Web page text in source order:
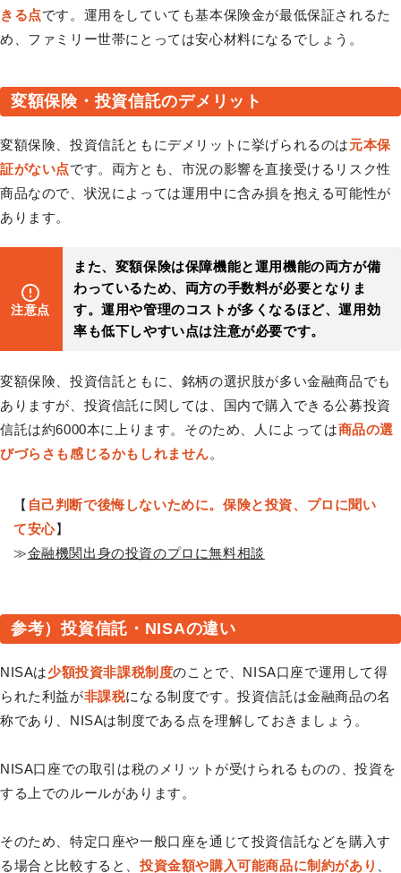
きる点です。運用をしていても基本保険金が最低保証されるた
め、ファミリー世帯にとっては安心材料になるでしょう。
変額保険・投資信託のデメリット
変額保険、投資信託ともにデメリットに挙げられるのは元本保
証がない点です。両方とも、市況の影響を直接受けるリスク性
商品なので、状況によっては運用中に含み損を抱える可能性が
あります。
注意点
また、変額保険は保障機能と運用機能の両方が備
わっているため、両方の手数料が必要となりま
す。運用や管理のコストが多くなるほど、運用効
率も低下しやすい点は注意が必要です。
変額保険、投資信託ともに、銘柄の選択肢が多い金融商品でも
ありますが、投資信託に関しては、国内で購入できる公募投資
信託は約6000本に上ります。そのため、人によっては商品の選
びづらさも感じるかもしれません。
【 自己判断で後悔しないために。保険と投資、プロに聞い
て安心】
≫金融機関出身の投資のプロに無料相談
参考）投資信託・NISAの違い
NISAは少額投資非課税制度のことで、NISA口座で運用して得
られた利益が非課税になる制度です。投資信託は金融商品の名
称であり、NISAは制度である点を理解しておきましょう。
NISA口座での取引は税のメリットが受けられるものの、投資を
する上でのルールがあります。
そのため、特定口座や一般口座を通じて投資信託などを購入す
る場合と比較すると、 投資金額や購入可能商品に制約があり